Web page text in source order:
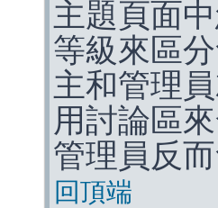
主題頁面
等級來區
主和管理
用討論區
管理員反
回頂端